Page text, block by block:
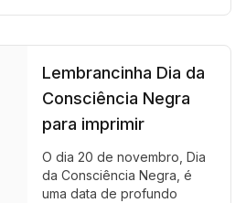
Lembrancinha Dia da
Consciência Negra
para imprimir
O dia 20 de novembro, Dia
da Consciência Negra, é
uma data de profundo